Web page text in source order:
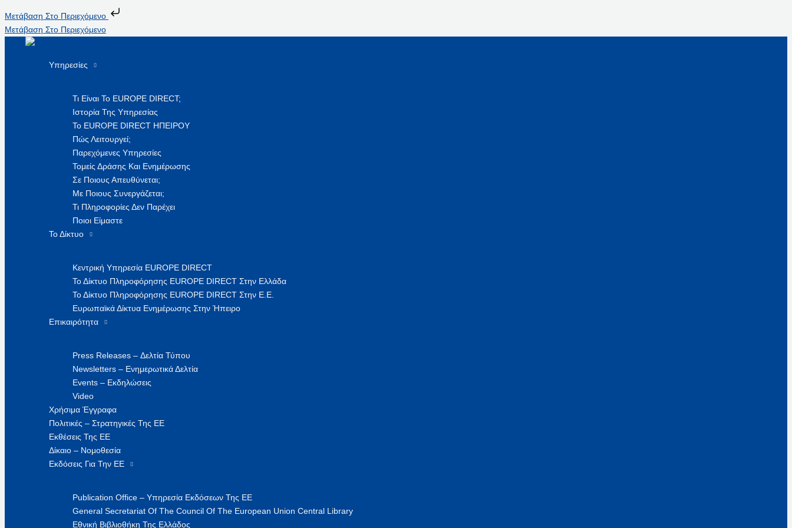
Μετάβαση Στο Περιεχόμενο
Μετάβαση Στο Περιεχόμενο
Υπηρεσίες
Τι Είναι Το EUROPE DIRECT;
Ιστορία Της Υπηρεσίας
Το EUROPE DIRECT ΗΠΕΙΡΟΥ
Πώς Λειτουργεί;
Παρεχόμενες Υπηρεσίες
Τομείς Δράσης Και Ενημέρωσης
Σε Ποιους Απευθύνεται;
Με Ποιους Συνεργάζεται;
Τι Πληροφορίες Δεν Παρέχει
Ποιοι Είμαστε
Το Δίκτυο
Κεντρική Υπηρεσία EUROPE DIRECT
Το Δίκτυο Πληροφόρησης EUROPE DIRECT Στην Ελλάδα
Το Δίκτυο Πληροφόρησης EUROPE DIRECT Στην Ε.Ε.
Ευρωπαϊκά Δίκτυα Ενημέρωσης Στην Ήπειρο
Επικαιρότητα
Press Releases – Δελτία Τύπου
Newsletters – Ενημερωτικά Δελτία
Events – Εκδηλώσεις
Video
Χρήσιμα Έγγραφα
Πολιτικές – Στρατηγικές Της ΕΕ
Εκθέσεις Της ΕΕ
Δίκαιο – Νομοθεσία
Εκδόσεις Για Την ΕΕ
Publication Office – Υπηρεσία Εκδόσεων Της ΕΕ
General Secretariat Of The Council Of The European Union Central Library
Εθνική Βιβλιοθήκη Της Ελλάδος